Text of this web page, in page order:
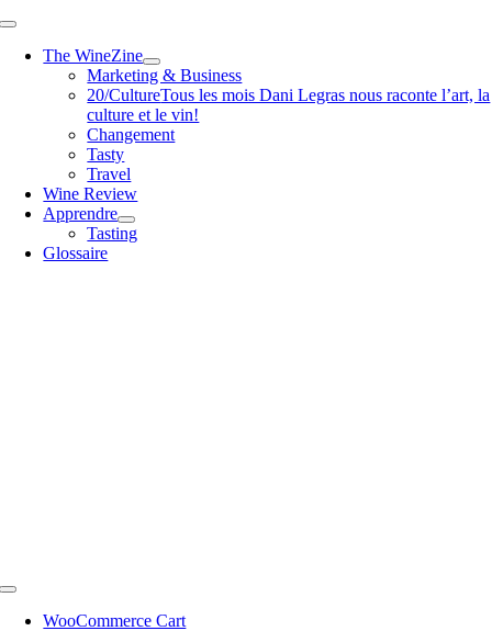
Passer
contenu
Toggle
NavigationThe WineZine
Marketing & Business
20/CultureTous les mois Dani Legras nous raconte l’art, la
culture et le vin!
Changement
Tasty
Travel
Wine Review
Apprendre
Tasting
Glossaire
Toggle
NavigationWooCommerce Cart